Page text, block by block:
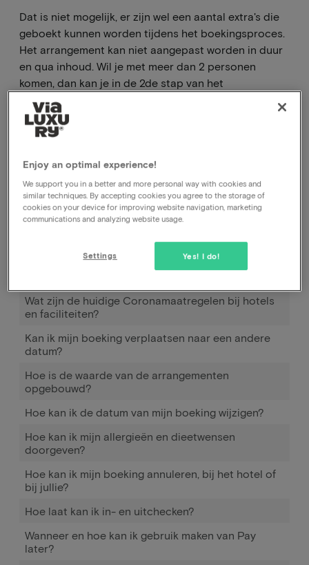
bij jullie?
Hoe kan ik de datum van mijn boeking wijzigen?
Hoe werkt Pay later
Ik heb geboekt en betaald maar tot op heden nog
geen bevestiging ontvangen.
Wat zijn de huidige Coronamaatregelen bij hotels
en faciliteiten?
Kan ik mijn boeking verplaatsen naar een andere
datum?
Hoe is de waarde van de arrangementen
opgebouwd?
Hoe kan ik de datum van mijn boeking wijzigen?
Hoe kan ik mijn allergieën en dieetwensen
doorgeven?
Hoe kan ik mijn boeking annuleren, bij het hotel of
bij jullie?
Hoe laat kan ik in- en uitchecken?
Wanneer en hoe kan ik gebruik maken van Pay
later?
Dat is niet mogelijk, er zijn wel een aantal extra's die
geboekt kunnen worden tijdens het boekingsproces.
Het arrangement kan niet aangepast worden in duur
en qua inhoud. Wil je met meer dan 2 personen
komen, dan kan je in de 2de stap van het
boekingsproces extra arrangementen toevoegen.
Enjoy an optimal experience!
We support you in a better and more personal way with cookies and
similar techniques. By accepting cookies you agree to the storage of
cookies on your device for improving website navigation, marketing
communications and analyzing website usage.
Yes! I do!
Settings